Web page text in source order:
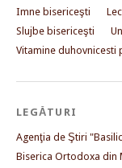
Imne bisericeşti
Slujbe bisericeşti
Vitamine duhovnicesti
LEGĂTURI
Agenţia de Ştiri
Biserica Ortodoxa din